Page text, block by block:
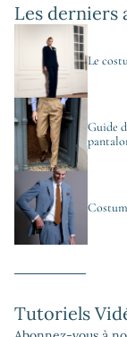
Les derniers
Le
Guide
Tutoriels